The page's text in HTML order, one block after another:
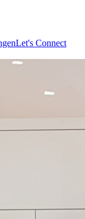
Let's Connect